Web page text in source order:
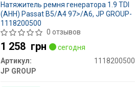
Натяжитель ремня генератора 1.9 TDI
(AHH) Passat B5/A4 97>/A6, JP GROUP-
1118200500
0 отзывов
1 258 грн
сегодня
Артикул:
1118200500
JP GROUP